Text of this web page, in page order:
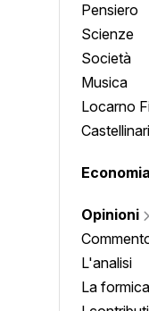
Pensiero
Scienze
Società
Musica
Locarno
Economia
Opinioni
L'analisi
La